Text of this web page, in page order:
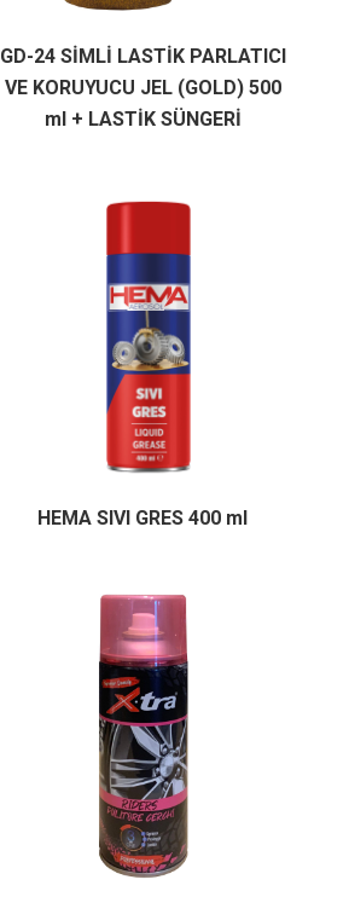
GD-24 SİMLİ LASTİK PARLATICI
VE KORUYUCU JEL (GOLD) 500
ml + LASTİK SÜNGERİ
HEMA SIVI GRES 400 ml